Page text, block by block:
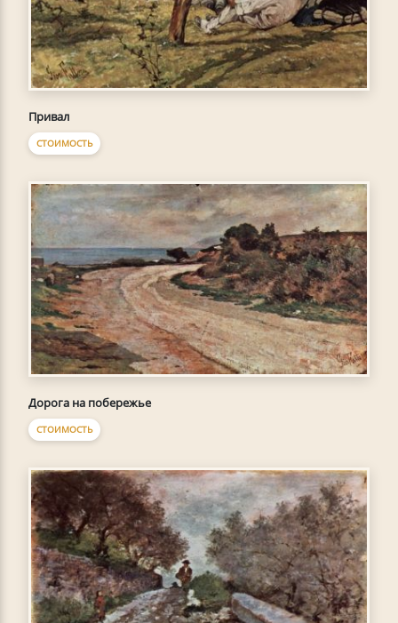
Привал
СТОИМОСТЬ
Дорога на побережье
СТОИМОСТЬ